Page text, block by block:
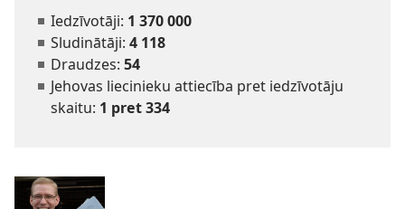
Iedzīvotāji: 1 370 000
Sludinātāji: 4 118
Draudzes: 54
Jehovas liecinieku attiecība pret iedzīvotāju
skaitu: 1 pret 334